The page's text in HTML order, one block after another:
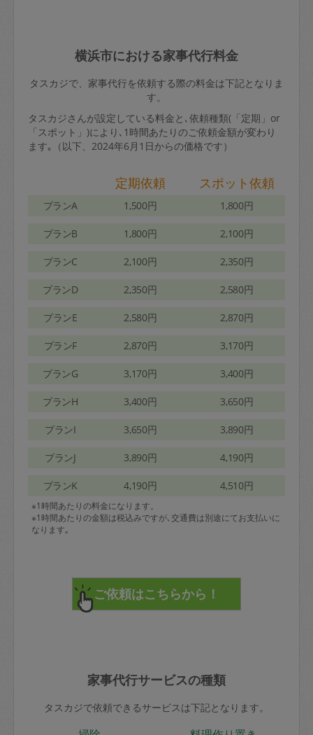
横浜市における家事代行料金
タスカジで、家事代行を依頼する際の料金は下記となりま
す。
タスカジさんが設定している料金と､依頼種類(「定期」or
「スポット」)により､1時間あたりのご依頼金額が変わり
ます｡（以下、2024年6月1日からの価格です）
定期依頼 スポット依頼
プランA 1,500円 1,800円
プランB 1,800円 2,100円
プランC 2,100円 2,350円
プランD 2,350円 2,580円
プランE 2,580円 2,870円
プランF 2,870円 3,170円
プランG 3,170円 3,400円
プランH 3,400円 3,650円
プランI 3,650円 3,890円
プランJ 3,890円 4,190円
プランK 4,190円 4,510円
※1時間あたりの料金になります。
※1時間あたりの金額は税込みですが､交通費は別途にてお支払いに
なります｡
家事代行サービスの種類
タスカジで依頼できるサービスは下記となります。